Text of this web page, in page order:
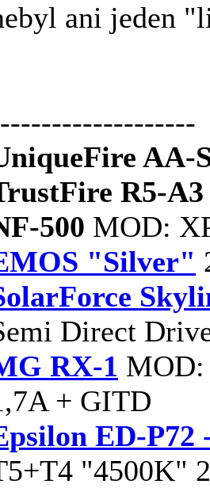
ani jeden
AA-
R5-A3
500 MOD:
"Silver"
Direct
RX-1 MOD:
+ GITD
ED-P72
"4500K"